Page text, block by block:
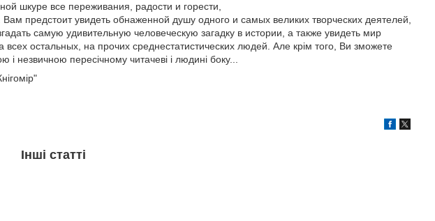
шкуре все переживания, радости и горести,
предстоит увидеть обнаженной душу одного и самых великих творческих деятелей,
самую удивительную человеческую загадку в истории, а также увидеть мир
остальных, на прочих среднестатистических людей. Але крім того, Ви зможете
і незвичною пересічному читачеві і людині боку...
Інші статті